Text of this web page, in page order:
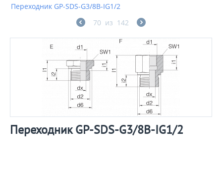
Переходник GP-SDS-G3/8B-IG1/2
70 из 142
Переходник GP-SDS-G3/8B-IG1/2